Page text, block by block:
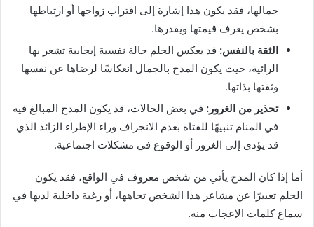
جمالها، فقد يكون هذا إشارة إلى اقتراب زواجها أو ارتباطها
بشخص يعرف قيمتها ويقدرها.
الثقة بالنفس: قد يعكس الحلم حالة نفسية إيجابية تشعر بها
الرائية، حيث يكون المدح بالجمال انعكاسًا لرضاها عن نفسها
وثقتها بذاتها.
تحذير من الغرور: في بعض الحالات، قد يكون المدح المبالغ فيه
في المنام تنبيهًا للفتاة بعدم الانجراف وراء الإطراء الزائد الذي
قد يؤدي إلى الغرور أو الوقوع في مشكلات اجتماعية.
أما إذا كان المدح يأتي من شخص معروف في الواقع، فقد يكون
الحلم تعبيرًا عن مشاعر هذا الشخص تجاهها، أو رغبة داخلية لديها في
سماع كلمات الإعجاب منه.